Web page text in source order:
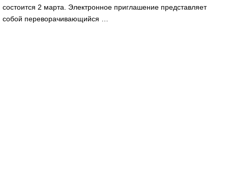
состоится 2 марта. Электронное приглашение представляет
собой переворачивающийся …